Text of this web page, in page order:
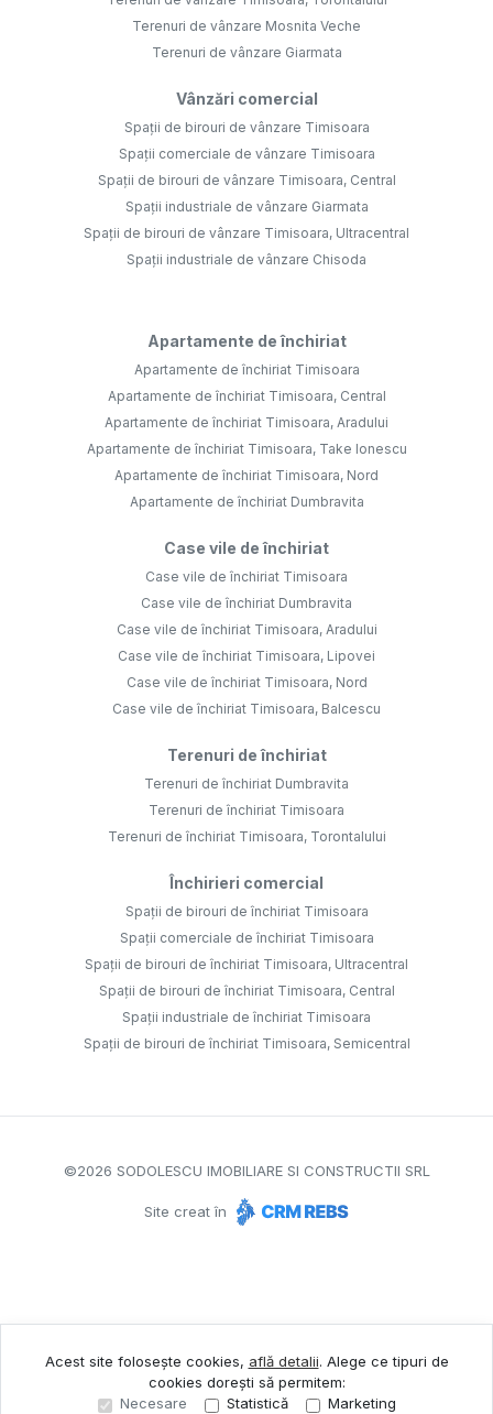
Terenuri de vânzare Mosnita Veche
Terenuri de vânzare Giarmata
Vânzări comercial
Spații de birouri de vânzare Timisoara
Spații comerciale de vânzare Timisoara
Spații de birouri de vânzare Timisoara, Central
Spații industriale de vânzare Giarmata
Spații de birouri de vânzare Timisoara, Ultracentral
Spații industriale de vânzare Chisoda
Apartamente de închiriat
Apartamente de închiriat Timisoara
Apartamente de închiriat Timisoara, Central
Apartamente de închiriat Timisoara, Aradului
Apartamente de închiriat Timisoara, Take Ionescu
Apartamente de închiriat Timisoara, Nord
Apartamente de închiriat Dumbravita
Case vile de închiriat
Case vile de închiriat Timisoara
Case vile de închiriat Dumbravita
Case vile de închiriat Timisoara, Aradului
Case vile de închiriat Timisoara, Lipovei
Case vile de închiriat Timisoara, Nord
Case vile de închiriat Timisoara, Balcescu
Terenuri de închiriat
Terenuri de închiriat Dumbravita
Terenuri de închiriat Timisoara
Terenuri de închiriat Timisoara, Torontalului
Închirieri comercial
Spații de birouri de închiriat Timisoara
Spații comerciale de închiriat Timisoara
Spații de birouri de închiriat Timisoara, Ultracentral
Spații de birouri de închiriat Timisoara, Central
Spații industriale de închiriat Timisoara
Spații de birouri de închiriat Timisoara, Semicentral
©2026 SODOLESCU IMOBILIARE SI CONSTRUCTII SRL
Site creat în
Acest site folosește cookies, află detalii. Alege ce tipuri de
cookies dorești să permitem:
Necesare
Statistică Marketing